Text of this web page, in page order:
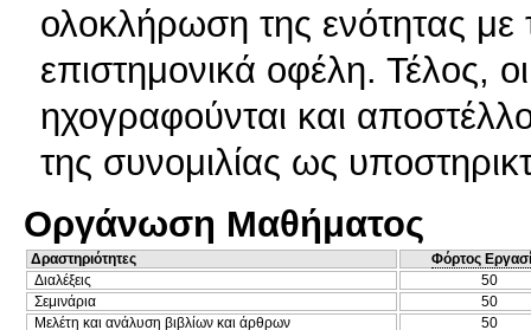
ολοκλήρωση της ενότητας με
επιστημονικά οφέλη. Τέλος,
ηχογραφούνται και
της συνομιλίας ως
Οργάνωση Μαθήματος
Δραστηριότητες
Φόρτος
Διαλέξεις
50
Σεμινάρια
50
Μελέτη και ανάλυση βιβλίων και άρθρων
50